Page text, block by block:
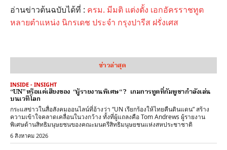
อ่านข่าวต้นฉบับได้ที่ : ครม. มีมติ แต่งตั้ง เอกอัครราชทูต
หลายตำแหน่ง นิกรเดช ประจำ กรุงปารีส ฝรั่งเศส
ข่าวล่าสุด
INSIDE - INSIGHT
“UN” หรือแค่เสียงของ “ผู้รายงานพิเศษ“ ? เกมการทูตที่กัมพูชากำลังเล่น
บนเวทีโลก
กระแสข่าวในสื่อสังคมออนไลน์ที่อ้างว่า “UN เรียกร้องให้ไทยคืนดินแดน” สร้าง
ความเข้าใจคลาดเคลื่อนในวงกว้าง ทั้งที่ผู้แถลงคือ Tom Andrews ผู้รายงาน
พิเศษด้านสิทธิมนุษยชนของคณะมนตรีสิทธิมนุษยชนแห่งสหประชาชาติ
6 สิงหาคม 2026